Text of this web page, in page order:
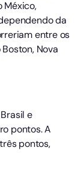
México,
da
entre os
Nova
e
pontos. A
pontos,